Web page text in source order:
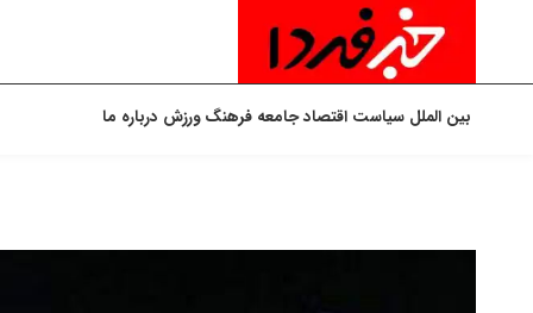
بین الملل سیاست اقتصادجامعه فرهنگورزش درباره ما